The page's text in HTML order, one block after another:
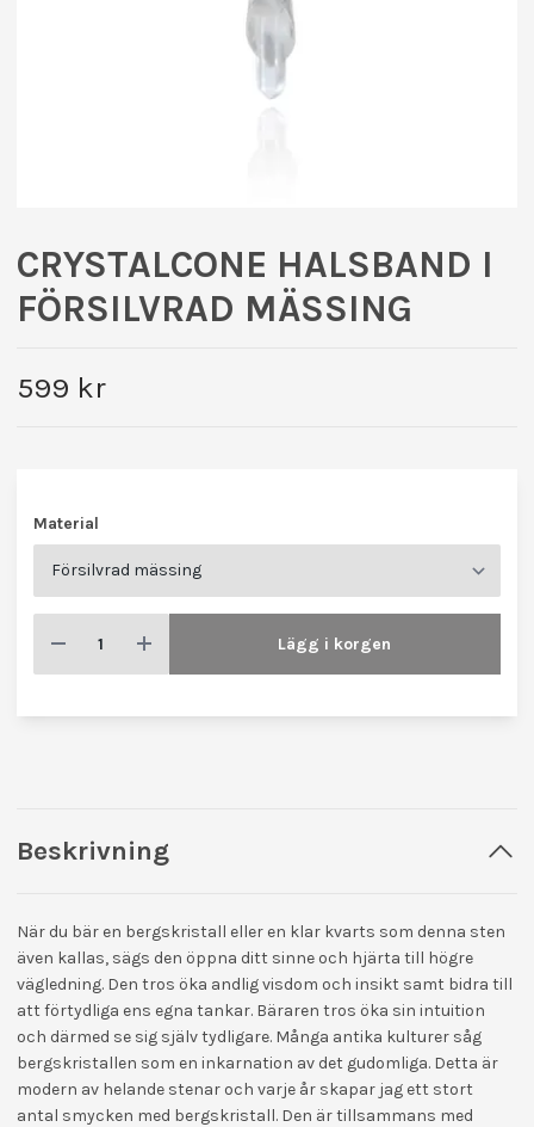
CRYSTALCONE HALSBAND I
FÖRSILVRAD MÄSSING
599 kr
Material
Lägg i korgen
Beskrivning
När du bär en bergskristall eller en klar kvarts som denna sten
även kallas, sägs den öppna ditt sinne och hjärta till högre
vägledning. Den tros öka andlig visdom och insikt samt bidra till
att förtydliga ens egna tankar. Bäraren tros öka sin intuition
och därmed se sig själv tydligare. Många antika kulturer såg
bergskristallen som en inkarnation av det gudomliga. Detta är
modern av helande stenar och varje år skapar jag ett stort
antal smycken med bergskristall. Den är tillsammans med